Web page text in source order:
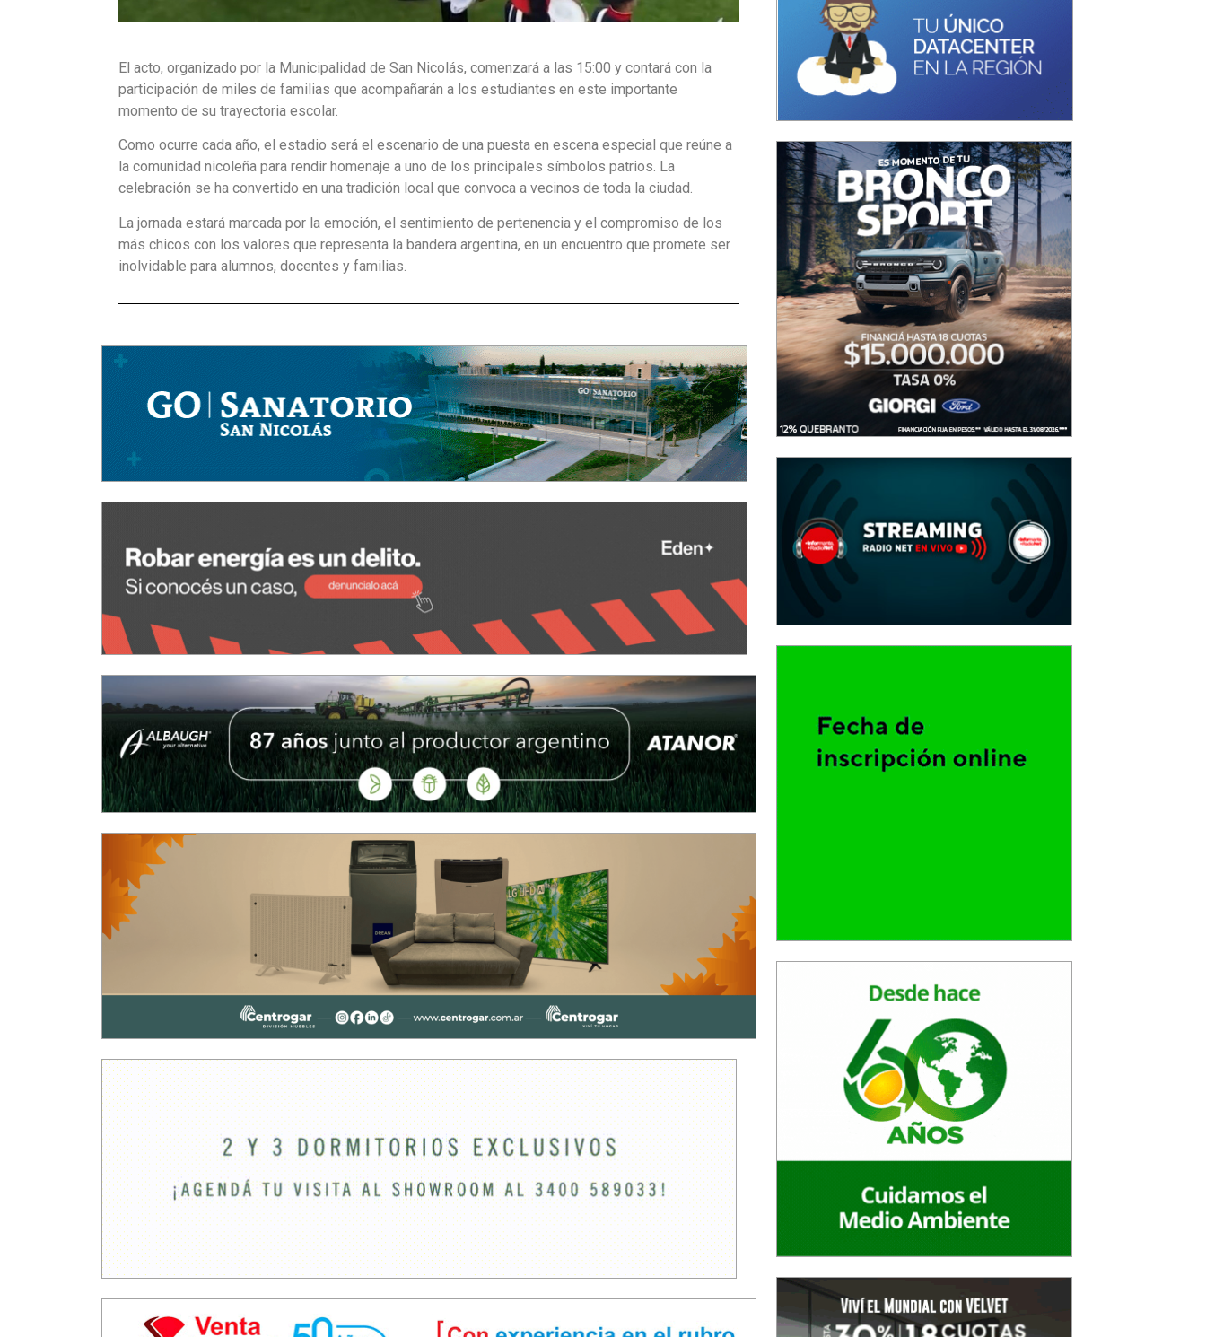
El acto, organizado por la Municipalidad de San Nicolás, comenzará a las 15:00 y contará con la
participación de miles de familias que acompañarán a los estudiantes en este importante
momento de su trayectoria escolar.
Como ocurre cada año, el estadio será el escenario de una puesta en escena especial que reúne a
la comunidad nicoleña para rendir homenaje a uno de los principales símbolos patrios. La
celebración se ha convertido en una tradición local que convoca a vecinos de toda la ciudad.
La jornada estará marcada por la emoción, el sentimiento de pertenencia y el compromiso de los
más chicos con los valores que representa la bandera argentina, en un encuentro que promete ser
inolvidable para alumnos, docentes y familias.